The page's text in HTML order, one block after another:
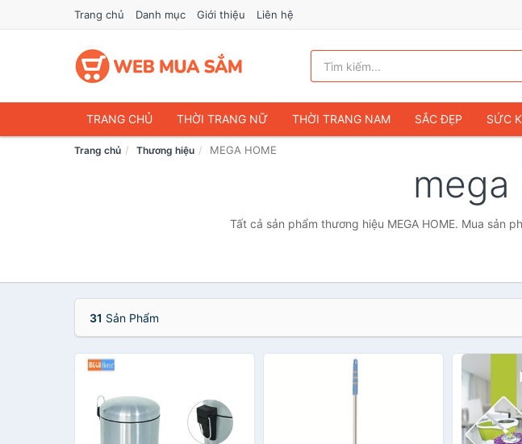
Trang chủ Danh mục Giới thiệu Liên hệ
TRANG CHỦ THỜI TRANG NỮ THỜI TRANG NAM SẮC ĐẸP SỨC
ĐIỆN THOẠI & PHỤ KIỆN DU LỊCH & HÀNH LÝ
THỜI TRANG TRẺ EM & TRẺ SƠ SINH
VĂN PHÒNG PHẨM SỞ THÍCH & SƯU TẦM Ô
Trang chủ Thương hiệu MEGA HOME
mega
Tất cả sản phẩm thương hiệu MEGA HOME. Mua sản
31 Sản Phẩm